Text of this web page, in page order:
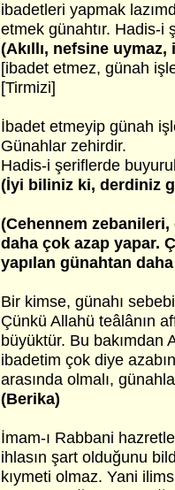
ibadetleri yapmak
etmek günahtır. Hadis-i
(Akıllı, nefsine
[ibadet etmez, günah
[Tirmizi]
İbadet etmeyip günah
Günahlar zehirdir.
Hadis-i şeriflerde
(İyi biliniz ki, derdiniz
(Cehennem
daha çok azap yapar.
yapılan günahtan
Bir kimse, günahı
Çünkü Allahü teâlânın
büyüktür. Bu bakımdan
ibadetim çok diye
arasında olmalı,
(Berika)
İmam-ı Rabbani
ihlasın şart olduğunu
kıymeti olmaz. Yani